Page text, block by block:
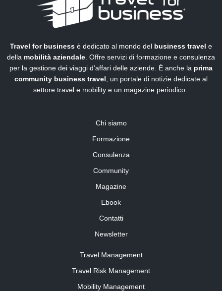
Travel for business è dedicato al mondo del business travel e
della mobilità aziendale. Offre servizi di formazione e consulenza
per la gestione dei viaggi d’affari delle aziende. È anche la prima
community business travel, un portale di notizie dedicate al
settore travel e mobility e un magazine periodico.
Chi siamo
Formazione
Consulenza
Community
Magazine
Ebook
Contatti
Newsletter
Travel Management
Travel Risk Management
Mobility Management